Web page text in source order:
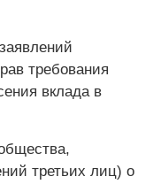
требования
вклада в
третьих лиц) о